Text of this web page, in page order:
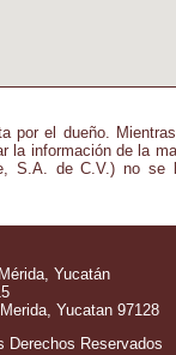
por el dueño.
la información de la
S.A. de C.V.) no se
Yucatán
Yucatan 97128
Derechos Reservados